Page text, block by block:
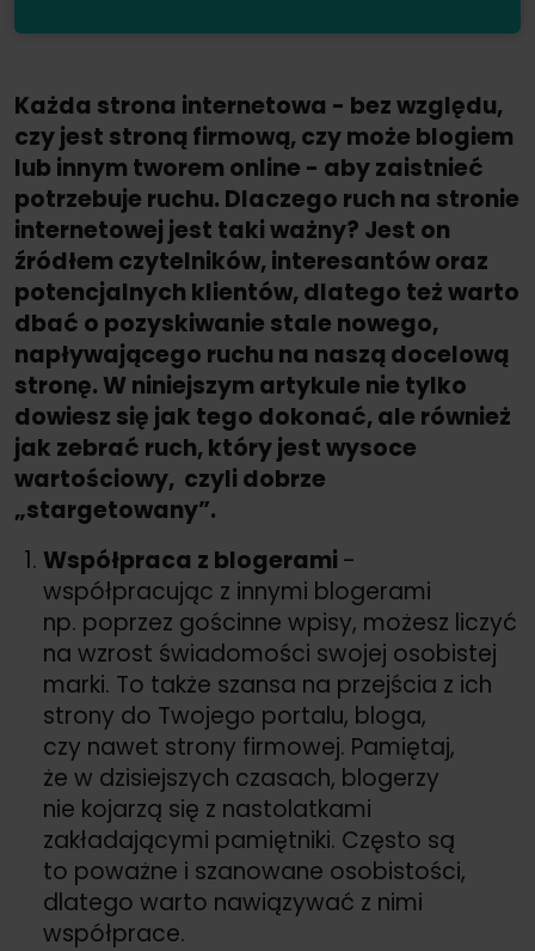
Każda strona internetowa - bez względu,
czy jest stroną firmową, czy może blogiem
lub innym tworem online - aby zaistnieć
potrzebuje ruchu. Dlaczego ruch na stronie
internetowej jest taki ważny? Jest on
źródłem czytelników, interesantów oraz
potencjalnych klientów, dlatego też warto
dbać o pozyskiwanie stale nowego,
napływającego ruchu na naszą docelową
stronę. W niniejszym artykule nie tylko
dowiesz się jak tego dokonać, ale również
jak zebrać ruch, który jest wysoce
wartościowy, czyli dobrze
„stargetowany”.
Współpraca z blogerami -
współpracując z innymi blogerami
np. poprzez gościnne wpisy, możesz liczyć
na wzrost świadomości swojej osobistej
marki. To także szansa na przejścia z ich
strony do Twojego portalu, bloga,
czy nawet strony firmowej. Pamiętaj,
że w dzisiejszych czasach, blogerzy
nie kojarzą się z nastolatkami
zakładającymi pamiętniki. Często są
to poważne i szanowane osobistości,
dlatego warto nawiązywać z nimi
współprace.